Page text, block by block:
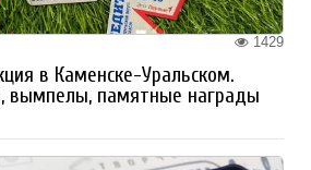
1429
в Каменске-Уральском.
вымпелы, памятные награды